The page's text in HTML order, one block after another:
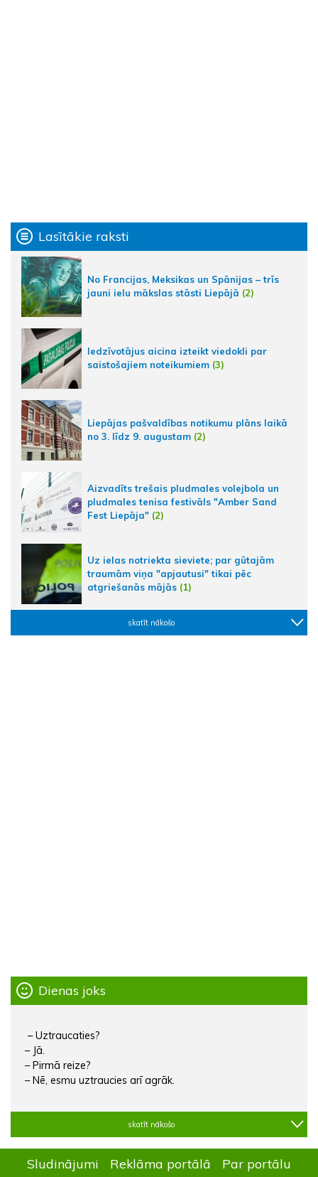
Lasītākie raksti
No Francijas, Meksikas un Spānijas – trīs
jauni ielu mākslas stāsti Liepājā (2)
Iedzīvotājus aicina izteikt viedokli par
saistošajiem noteikumiem (3)
Liepājas pašvaldības notikumu plāns laikā
no 3. līdz 9. augustam (2)
Aizvadīts trešais pludmales volejbola un
pludmales tenisa festivāls "Amber Sand
Fest Liepāja" (2)
Uz ielas notriekta sieviete; par gūtajām
traumām viņa "apjautusi" tikai pēc
atgriešanās mājās (1)
skatīt nākošo
Dienas joks
– Uztraucaties?
– Jā.
– Pirmā reize?
– Nē, esmu uztraucies arī agrāk.
skatīt nākošo
Sludinājumi Reklāma portālā Par portālu